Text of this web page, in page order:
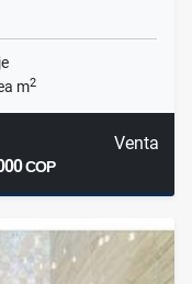
m2
Venta
COP